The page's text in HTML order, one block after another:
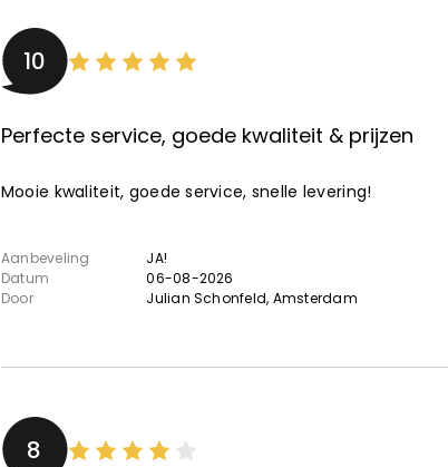
10
Perfecte service, goede kwaliteit & prijzen
Mooie kwaliteit, goede service, snelle levering!
Aanbeveling
JA!
Datum
06-08-2026
Door
Julian Schonfeld, Amsterdam
8